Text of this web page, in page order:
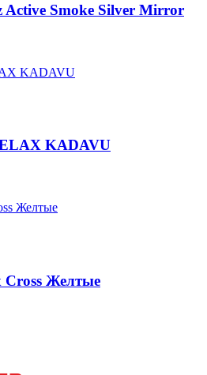
Smoke Silver Mirror
KADAVU
Cross Желтые